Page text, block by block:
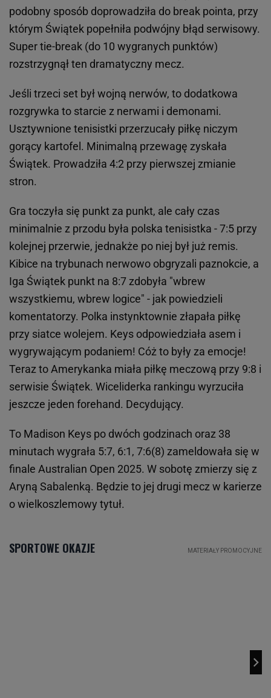
podobny sposób doprowadziła do break pointa, przy
którym Świątek popełniła podwójny błąd serwisowy.
Super tie-break (do 10 wygranych punktów)
rozstrzygnął ten dramatyczny mecz.
Jeśli trzeci set był wojną nerwów, to dodatkowa
rozgrywka to starcie z nerwami i demonami.
Usztywnione tenisistki przerzucały piłkę niczym
gorący kartofel. Minimalną przewagę zyskała
Świątek. Prowadziła 4:2 przy pierwszej zmianie
stron.
Gra toczyła się punkt za punkt, ale cały czas
minimalnie z przodu była polska tenisistka - 7:5 przy
kolejnej przerwie, jednakże po niej był już remis.
Kibice na trybunach nerwowo obgryzali paznokcie, a
Iga Świątek punkt na 8:7 zdobyła "wbrew
wszystkiemu, wbrew logice" - jak powiedzieli
komentatorzy. Polka instynktownie złapała piłkę
przy siatce wolejem. Keys odpowiedziała asem i
wygrywającym podaniem! Cóż to były za emocje!
Teraz to Amerykanka miała piłkę meczową przy 9:8 i
serwisie Świątek. Wiceliderka rankingu wyrzuciła
jeszcze jeden forehand. Decydujący.
To Madison Keys po dwóch godzinach oraz 38
minutach wygrała 5:7, 6:1, 7:6(8) zameldowała się w
finale Australian Open 2025. W sobotę zmierzy się z
Aryną Sabalenką. Będzie to jej drugi mecz w karierze
o wielkoszlemowy tytuł.